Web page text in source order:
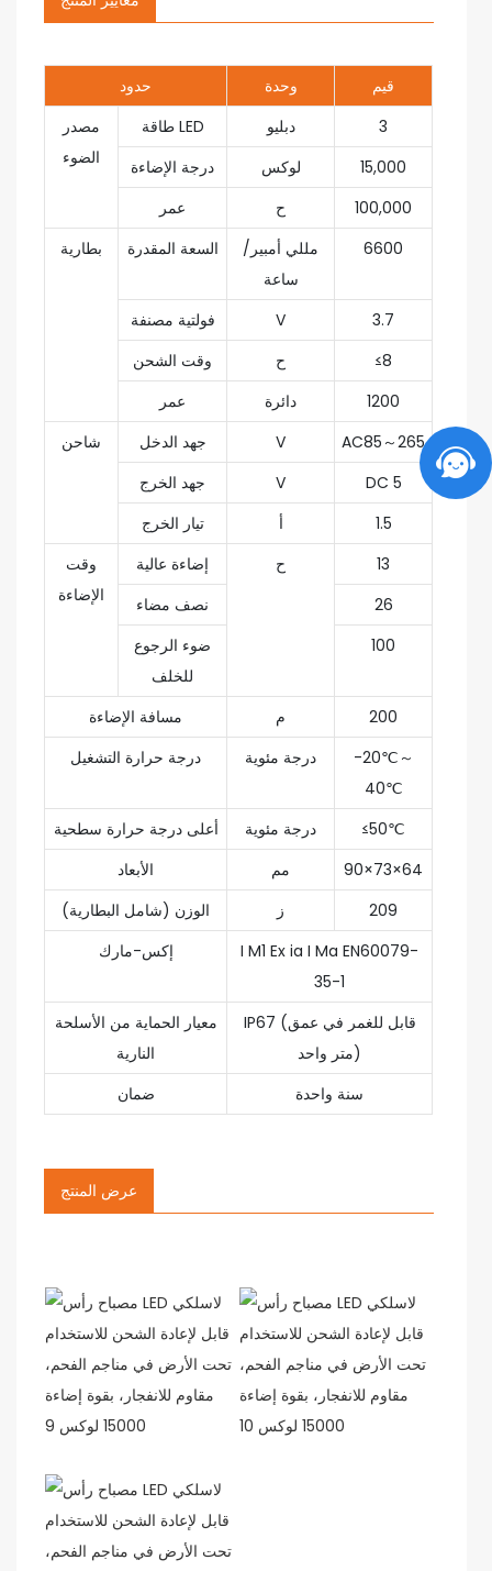
حدود وحدة
قيم
مصدر
الضوء
طاقة LED دبليو
3
درجة الإضاءة
لوكس
15,000
عمر
ح
100,000
بطارية
السعة المقدرة
مللي أمبير/
ساعة
6600
فولتية مصنفة V
3.7
وقت الشحن
ح
≤8
عمر
دائرة
1200
شاحن
جهد الدخل V
AC85～265
جهد الخرج
V
DC 5
تيار الخرج
أ
1.5
وقت
الإضاءة
إضاءة عالية ح
13
نصف مضاء
26
ضوء الرجوع
للخلف
100
مسافة الإضاءة م
200
درجة حرارة التشغيل
درجة مئوية
-20℃～
40℃
أعلى درجة حرارة سطحية
درجة مئوية
≤50℃
الأبعاد
مم
90×73×64
الوزن (شامل البطارية)
ز
209
إكس-مارك
I M1 Ex ia I Ma EN60079-
35-1
معيار الحماية من الأسلحة
النارية
IP67 (قابل للغمر في عمق
متر واحد)
ضمان
سنة واحدة
عرض المنتج